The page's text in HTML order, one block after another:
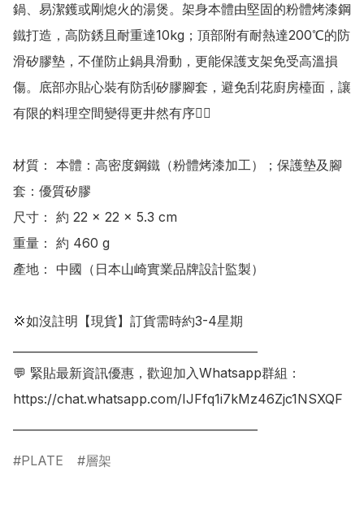
鍋、易潔鑊或剛熄火的湯煲。架身本體由堅固的粉體烤漆鋼
鐵打造，高防銹且耐重達10kg；頂部附有耐熱達200℃的防
滑矽膠墊，不僅防止鍋具滑動，更能保護支架免受高溫損
傷。底部亦貼心裝有防刮矽膠腳套，避免刮花廚房檯面，讓
有限的料理空間變得更井然有序👍🏻
材質： 本體：高密度鋼鐵（粉體烤漆加工）；保護墊及腳
套：優質矽膠
尺寸： 約 22 × 22 × 5.3 cm
重量： 約 460 g
產地： 中國（日本山崎實業品牌設計監製）
💢如沒註明【現貨】訂貨需時約3-4星期
💬 緊貼最新資訊優惠，歡迎加入Whatsapp群組：
https://chat.whatsapp.com/IJFfq1i7kMz46Zjc1NSXQF
PLATE 層架